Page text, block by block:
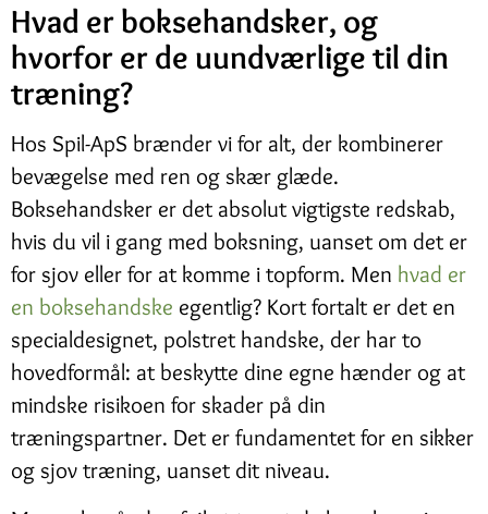
Hvad er boksehandsker, og
hvorfor er de uundværlige til din
træning?
Hos Spil-ApS brænder vi for alt, der kombinerer
bevægelse med ren og skær glæde.
Boksehandsker er det absolut vigtigste redskab,
hvis du vil i gang med boksning, uanset om det er
for sjov eller for at komme i topform. Men hvad er
en boksehandske egentlig? Kort fortalt er det en
specialdesignet, polstret handske, der har to
hovedformål: at beskytte dine egne hænder og at
mindske risikoen for skader på din
træningspartner. Det er fundamentet for en sikker
og sjov træning, uanset dit niveau.